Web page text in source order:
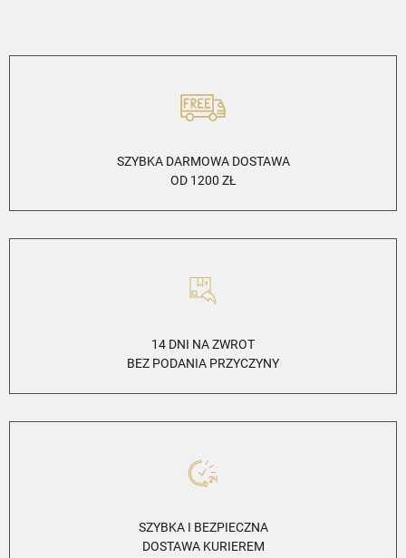
SZYBKA DARMOWA DOSTAWA
OD 1200 ZŁ
14 DNI NA ZWROT
BEZ PODANIA PRZYCZYNY
SZYBKA I BEZPIECZNA
DOSTAWA KURIEREM